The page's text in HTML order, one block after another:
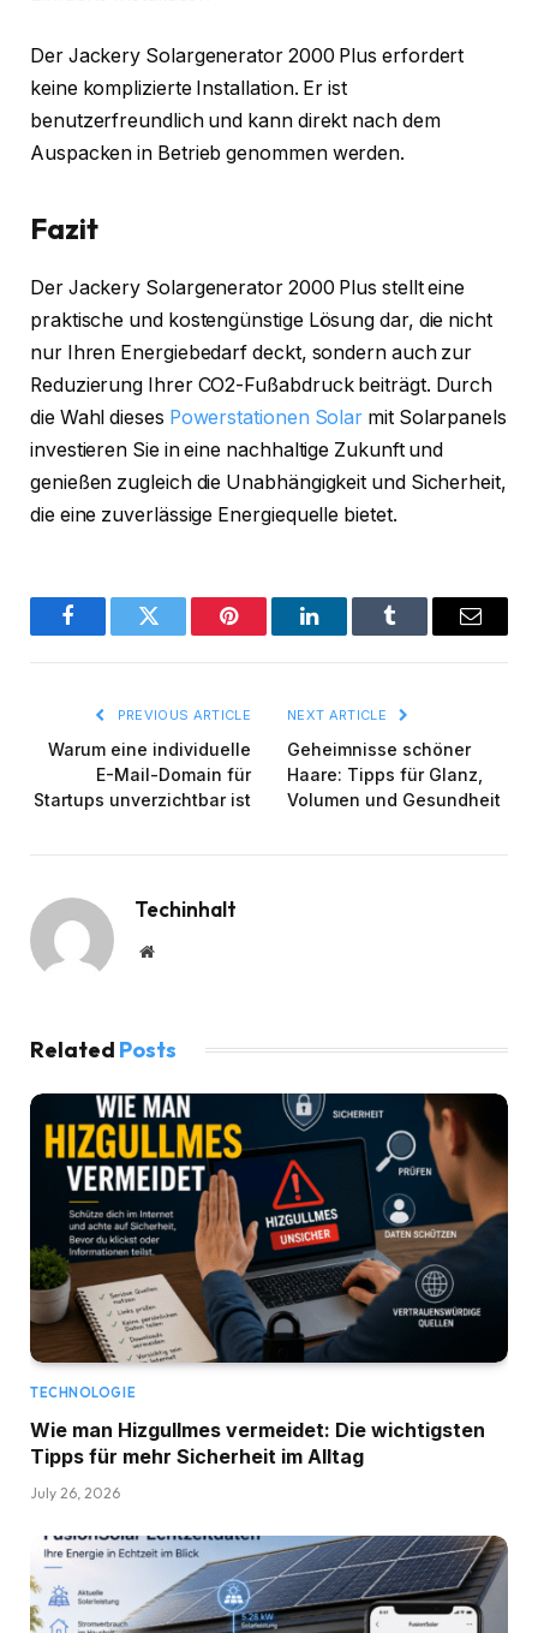
Der Jackery Solargenerator 2000 Plus erfordert
keine komplizierte Installation. Er ist
benutzerfreundlich und kann direkt nach dem
Auspacken in Betrieb genommen werden.
Fazit
Der Jackery Solargenerator 2000 Plus stellt eine
praktische und kostengünstige Lösung dar, die nicht
nur Ihren Energiebedarf deckt, sondern auch zur
Reduzierung Ihrer CO2-Fußabdruck beiträgt. Durch
die Wahl dieses Powerstationen Solar mit Solarpanels
investieren Sie in eine nachhaltige Zukunft und
genießen zugleich die Unabhängigkeit und Sicherheit,
die eine zuverlässige Energiequelle bietet.
FacebookTwitter Pinterest LinkedInTumblr Email
PREVIOUS ARTICLE
Warum eine individuelle
E-Mail-Domain für
Startups unverzichtbar ist
NEXT ARTICLE
Geheimnisse schöner
Haare: Tipps für Glanz,
Volumen und Gesundheit
Techinhalt
Website
Related Posts
TECHNOLOGIE
Wie man Hizgullmes vermeidet: Die wichtigsten
Tipps für mehr Sicherheit im Alltag
July 26, 2026